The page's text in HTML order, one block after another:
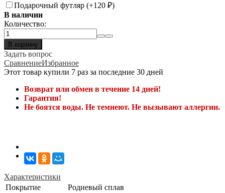
Подарочный футляр (+120 ₽)
В наличии
Количество:
В корзину
Задать вопрос
СравнениеИзбранное
Этот товар купили 7 раз за последние 30 дней
Возврат или обмен в течение 14 дней!
Гарантия!
Не боятся воды. Не темнеют. Не вызывают аллергии.
Характеристики
Покрытие
Родиевый сплав